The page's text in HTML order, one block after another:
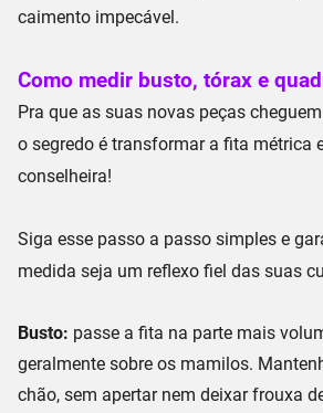
caimento impecável.
Como medir busto, tórax e
Pra que as suas novas peças
o segredo é transformar a fita métrica
conselheira!
Siga esse passo a passo simples e
medida seja um reflexo fiel das suas
Busto: passe a fita na parte mais
geralmente sobre os mamilos.
chão, sem apertar nem deixar frouxa